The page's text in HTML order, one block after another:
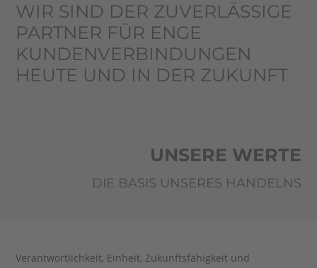
WIR SIND DER ZUVERLÄSSIGE
PARTNER FÜR ENGE
KUNDENVERBINDUNGEN
HEUTE UND IN DER ZUKUNFT
UNSERE WERTE
DIE BASIS UNSERES HANDELNS
Verantwortlichkeit, Einheit, Zukunftsfähigkeit und